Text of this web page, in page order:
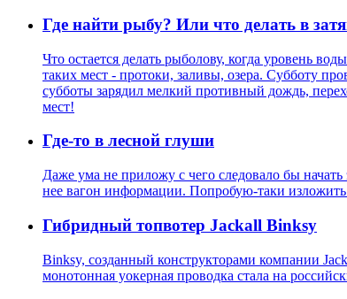
Где найти рыбу? Или что делать в
Что остается делать рыболову, когда уровень
таких мест - протоки, заливы, озера. Субботу
субботы зарядил мелкий противный дождь,
мест!
Где-то в лесной глуши
Даже ума не приложу с чего следовало бы
нее вагон информации. Попробую-таки изложить
Гибридный топвотер Jackall Binksy
Binksy, созданный конструкторами компании
монотонная уокерная проводка стала на